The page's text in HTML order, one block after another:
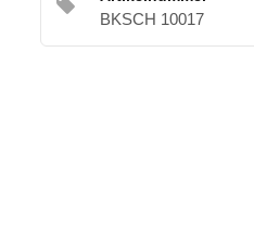
BKSCH 10017